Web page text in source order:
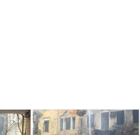
совершила массированную
историческая часть
Фото и видео